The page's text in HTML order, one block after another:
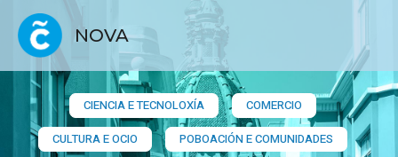
NOVA
CIENCIA E TECNOLOXÍA
COMERCIO
CULTURA E OCIO
POBOACIÓN E COMUNIDADES